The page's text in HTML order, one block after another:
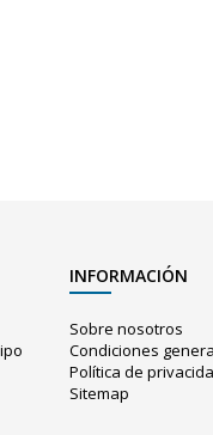
INFORMACIÓN
Sobre nosotros
Condiciones
Política de
Sitemap